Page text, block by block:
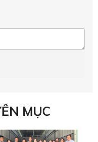
MỤC